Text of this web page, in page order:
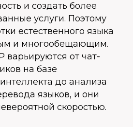
и создать более
услуги. Поэтому
естественного языка
и многообещающим.
варьируются от чат-
на базе
до анализа
языков, и они
скоростью.